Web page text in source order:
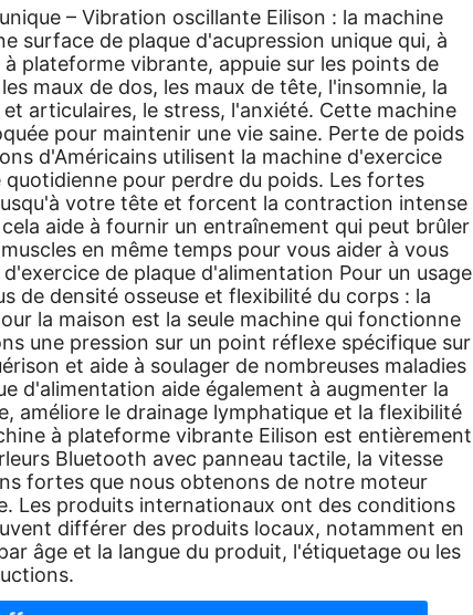
– Vibration oscillante Eilison : la machine
surface de plaque d'acupression unique qui, à
plateforme vibrante, appuie sur les points de
maux de dos, les maux de tête, l'insomnie, la
articulaires, le stress, l'anxiété. Cette machine
pour maintenir une vie saine. Perte de poids
d'Américains utilisent la machine d'exercice
pour perdre du poids. Les fortes
votre tête et forcent la contraction intense
aide à fournir un entraînement qui peut brûler
en même temps pour vous aider à vous
de plaque d'alimentation Pour un usage
de densité osseuse et flexibilité du corps : la
la maison est la seule machine qui fonctionne
une pression sur un point réflexe spécifique sur
et aide à soulager de nombreuses maladies
d'alimentation aide également à augmenter la
améliore le drainage lymphatique et la flexibilité
à plateforme vibrante Eilison est entièrement
Bluetooth avec panneau tactile, la vitesse
fortes que nous obtenons de notre moteur
Les produits internationaux ont des conditions
différer des produits locaux, notamment en
âge et la langue du produit, l'étiquetage ou les